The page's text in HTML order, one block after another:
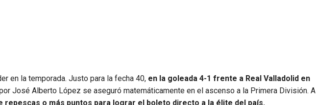
en la temporada. Justo para la fecha 40, en la goleada 4-1 frente a Real Valladolid en
José Alberto López se aseguró matemáticamente en el ascenso a la Primera División. A
repescas o más puntos para lograr el boleto directo a la élite del país.